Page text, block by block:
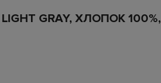
GRAY, ХЛОПОК 100%,